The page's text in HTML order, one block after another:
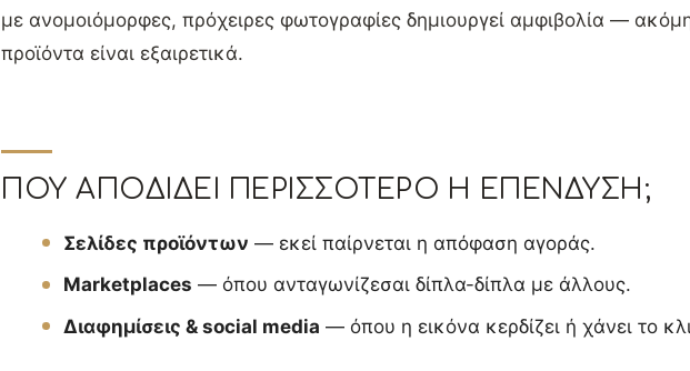
με ανομοιόμορφες, πρόχειρες φωτογραφίες δημιουργεί αμφιβολία —
προϊόντα είναι εξαιρετικά.
ΠΟΎ ΑΠΟΔΊΔΕΙ ΠΕΡΙΣΣΌΤΕΡΟ Η ΕΠΈΝΔΥΣΗ;
Σελίδες προϊόντων — εκεί παίρνεται η απόφαση αγοράς.
Marketplaces — όπου ανταγωνίζεσαι δίπλα-δίπλα με άλλους.
Διαφημίσεις & social media — όπου η εικόνα κερδίζει ή χάνει το